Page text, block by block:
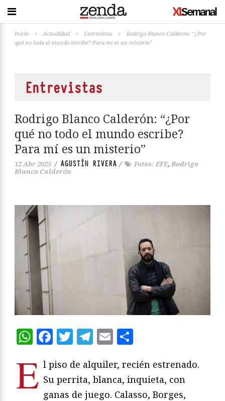
Inicio > Actualidad > Entrevistas >
Rodrigo Blanco Calderón: “¿Por
qué no todo el mundo escribe? Para mí es un misterio”
Entrevistas
Rodrigo Blanco Calderón: “¿Por
qué no todo el mundo escribe?
Para mí es un misterio”
12 Abr 2025 / AGUSTÍN RIVERA / Fotos: EFE, Rodrigo
Blanco Calderón
WhatsApp
Facebook
Twitter
Telegram
Email
E l piso de alquiler, recién estrenado.
Su perrita, blanca, inquieta, con
ganas de juego. Calasso, Borges,